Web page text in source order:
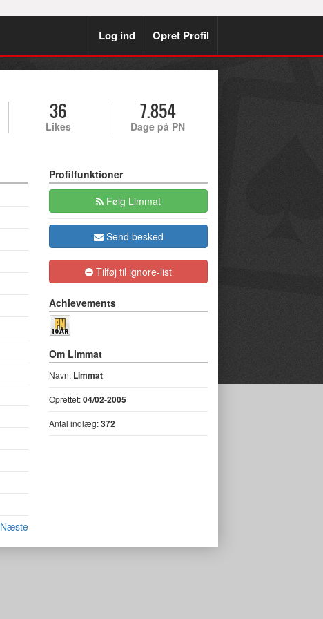
Log ind Opret Profil
36
Likes
7.854
Dage på PN
Næste
Profilfunktioner
Følg Limmat
Send besked
Tilføj til ignore-list
Achievements
Om Limmat
Navn: Limmat
Oprettet:04/02-2005
Antal indlæg:372